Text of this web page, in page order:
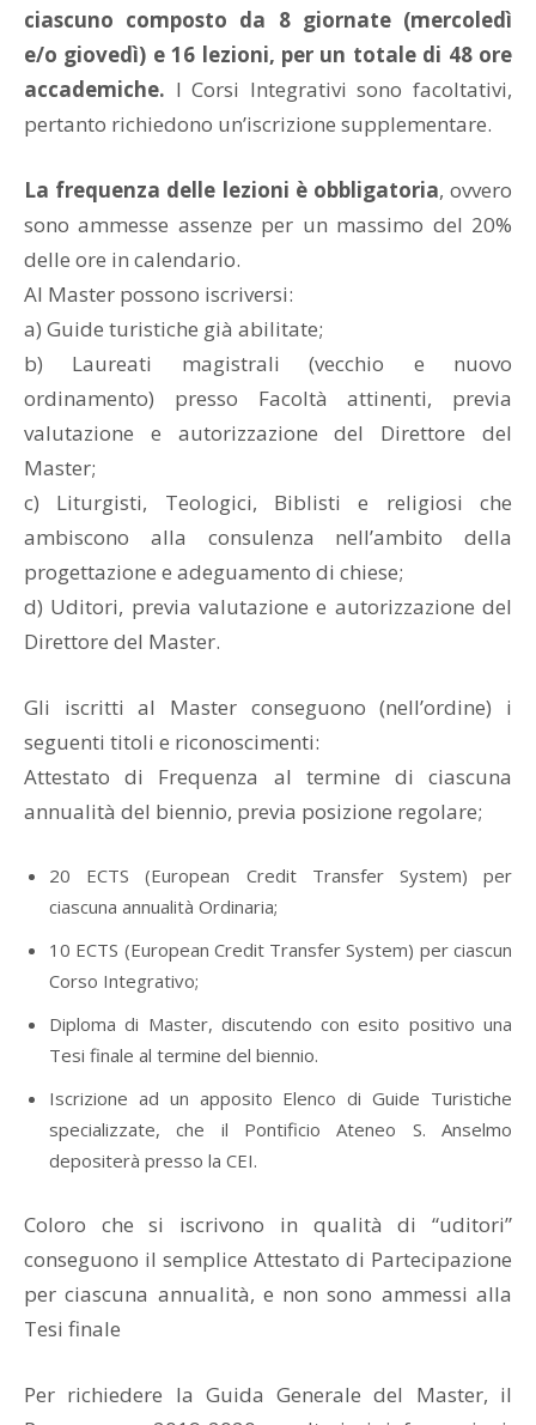
ciascuno composto da 8 giornate (mercoledì
e/o giovedì) e 16 lezioni, per un totale di 48 ore
accademiche. I Corsi Integrativi sono facoltativi,
pertanto richiedono un’iscrizione supplementare.
La frequenza delle lezioni è obbligatoria, ovvero
sono ammesse assenze per un massimo del 20%
delle ore in calendario.
Al Master possono iscriversi:
a) Guide turistiche già abilitate;
b) Laureati magistrali (vecchio e nuovo
ordinamento) presso Facoltà attinenti, previa
valutazione e autorizzazione del Direttore del
Master;
c) Liturgisti, Teologici, Biblisti e religiosi che
ambiscono alla consulenza nell’ambito della
progettazione e adeguamento di chiese;
d) Uditori, previa valutazione e autorizzazione del
Direttore del Master.
Gli iscritti al Master conseguono (nell’ordine) i
seguenti titoli e riconoscimenti:
Attestato di Frequenza al termine di ciascuna
annualità del biennio, previa posizione regolare;
20 ECTS (European Credit Transfer System) per
ciascuna annualità Ordinaria;
10 ECTS (European Credit Transfer System) per ciascun
Corso Integrativo;
Diploma di Master, discutendo con esito positivo una
Tesi finale al termine del biennio.
Iscrizione ad un apposito Elenco di Guide Turistiche
specializzate, che il Pontificio Ateneo S. Anselmo
depositerà presso la CEI.
Coloro che si iscrivono in qualità di “uditori”
conseguono il semplice Attestato di Partecipazione
per ciascuna annualità, e non sono ammessi alla
Tesi finale
Per richiedere la Guida Generale del Master, il